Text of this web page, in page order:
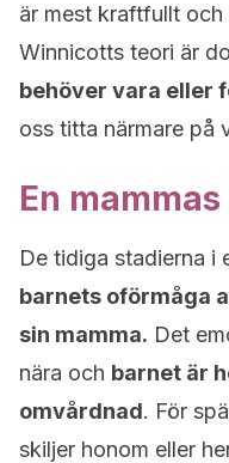
är mest kraftfullt
Winnicotts teori är
behöver vara eller
oss titta närmare på
En
De tidiga stadierna i
barnets oförmåga
sin mamma. Det
nära och barnet är
omvårdnad. För
skiljer honom eller